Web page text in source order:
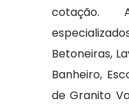
cotação.
Betoneiras,
Banheiro,
de Granito